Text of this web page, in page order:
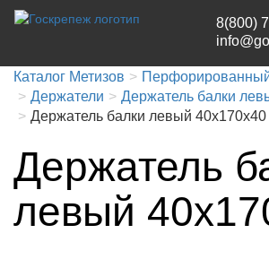
8(800)
Каталог Метизов
Держатели
Держатель балки
Держатель балки левый 40х170х40
Держатель
левый